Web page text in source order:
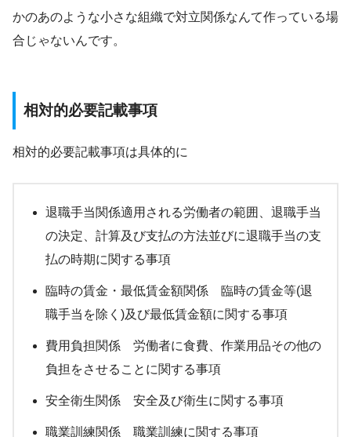
かのあのような小さな組織で対立関係なんて作っている場
合じゃないんです。
相対的必要記載事項
相対的必要記載事項は具体的に
退職手当関係適用される労働者の範囲、退職手当
の決定、計算及び支払の方法並びに退職手当の支
払の時期に関する事項
臨時の賃金・最低賃金額関係 臨時の賃金等(退
職手当を除く)及び最低賃金額に関する事項
費用負担関係 労働者に食費、作業用品その他の
負担をさせることに関する事項
安全衛生関係 安全及び衛生に関する事項
職業訓練関係 職業訓練に関する事項